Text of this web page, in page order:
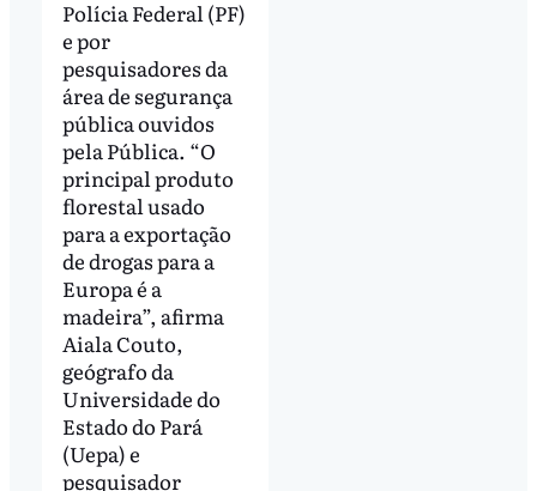
Polícia Federal (PF)
e por
pesquisadores da
área de segurança
pública ouvidos
pela Pública. “O
principal produto
florestal usado
para a exportação
de drogas para a
Europa é a
madeira”, afirma
Aiala Couto,
geógrafo da
Universidade do
Estado do Pará
(Uepa) e
pesquisador